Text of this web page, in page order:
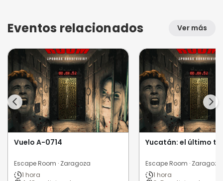
Eventos relacionados Ver más
Vuelo A-0714
Escape Room · Zaragoza
1 hora
Yucatán: el último
Escape Room · Zaragoza
1 hora